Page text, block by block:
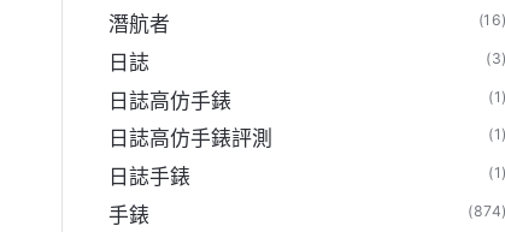
潛航者
日誌
日誌高仿手錶
日誌高仿手錶評測
日誌手錶
手錶